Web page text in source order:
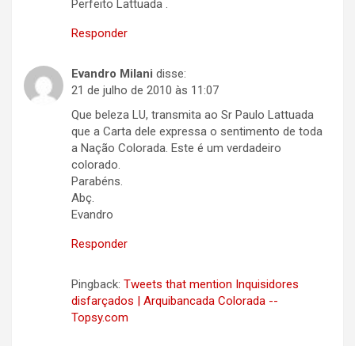
Perfeito Lattuada .
Responder
Evandro Milani disse:
21 de julho de 2010 às 11:07
Que beleza LU, transmita ao Sr Paulo Lattuada
que a Carta dele expressa o sentimento de toda
a Nação Colorada. Este é um verdadeiro
colorado.
Parabéns.
Abç.
Evandro
Responder
Pingback: Tweets that mention Inquisidores
disfarçados | Arquibancada Colorada --
Topsy.com